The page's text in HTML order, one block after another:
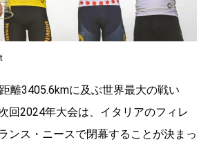
離3405.6kmに及ぶ世界最大の戦い
回2024年大会は、イタリアのフィレ
ンス・ニースで閉幕することが決まっ